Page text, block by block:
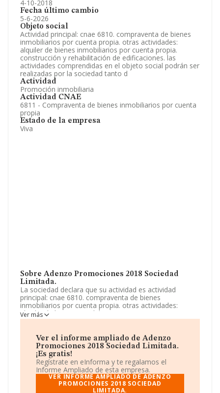
4-10-2018
Fecha último cambio
5-6-2026
Objeto social
Actividad principal: cnae 6810. compraventa de bienes
inmobiliarios por cuenta propia. otras actividades:
alquiler de bienes inmobiliarios por cuenta propia.
construcción y rehabilitación de edificaciones. las
actividades comprendidas en el objeto social podrán ser
realizadas por la sociedad tanto d
Actividad
Promoción inmobiliaria
Actividad CNAE
6811 - Compraventa de bienes inmobiliarios por cuenta
propia
Estado de la empresa
Viva
Sobre Adenzo Promociones 2018 Sociedad
Limitada.
La sociedad declara que su actividad es actividad
principal: cnae 6810. compraventa de bienes
inmobiliarios por cuenta propia. otras actividades:
alquiler de bienes inmobiliarios por cuenta propia.
construcción y rehabilitación de edificaciones. las
realizadas por la sociedad tanto d. La sociedad está
inscrita en el Registro Mercantil como Sociedad
Limitada. La actividad de referencia CNAE corresponde
a '%cnae%', cuyo Código es 6811. No realiza actividad
de importación y/o exportación.
El número de empleados ha bajado un 100% y según
Ver más
Ver el informe ampliado de Adenzo
Promociones 2018 Sociedad Limitada.
¡Es gratis!
Regístrate en eInforma y te regalamos el
Informe Ampliado de esta empresa.
VER INFORME AMPLIADO DE ADENZO
PROMOCIONES 2018 SOCIEDAD
LIMITADA.